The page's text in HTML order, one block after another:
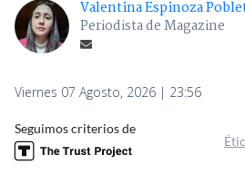
Valentina Espinoza
Periodista de Magazine
Viernes 07 Agosto, 2026 | 23:56
Seguimos criterios de